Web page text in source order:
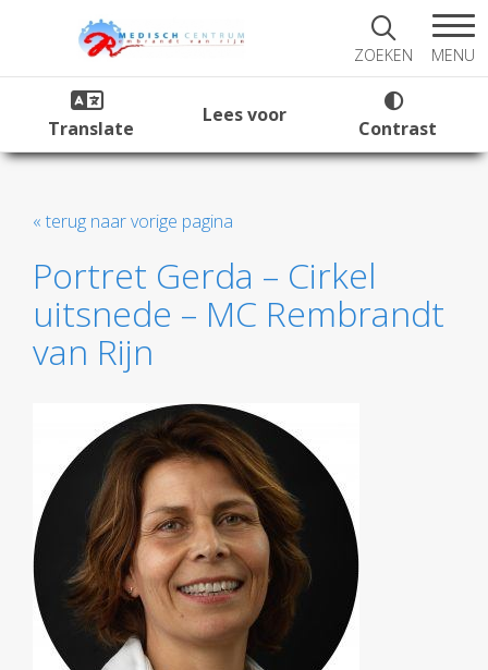
ZOEKEN MENU
Translate
Lees voor
Contrast
« terug naar vorige pagina
Portret Gerda – Cirkel
uitsnede – MC Rembrandt
van Rijn